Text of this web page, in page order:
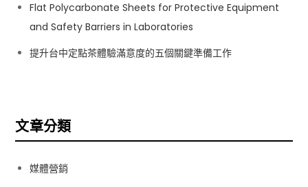
Flat Polycarbonate Sheets for Protective Equipment
and Safety Barriers in Laboratories
提升台中定點茶體驗滿意度的五個關鍵準備工作
文章分類
媒體營銷